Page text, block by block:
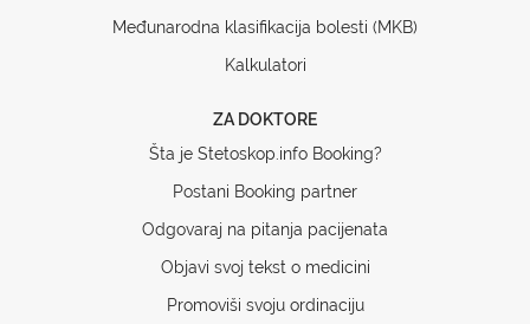
Međunarodna klasifikacija bolesti (MKB)
Kalkulatori
ZA DOKTORE
Šta je Stetoskop.info Booking?
Postani Booking partner
Odgovaraj na pitanja pacijenata
Objavi svoj tekst o medicini
Promoviši svoju ordinaciju